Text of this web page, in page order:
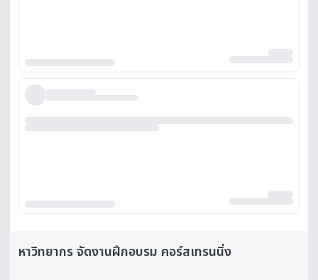
หาวิทยากร จัดงานฝึกอบรม คอร์สเทรนนิ่ง